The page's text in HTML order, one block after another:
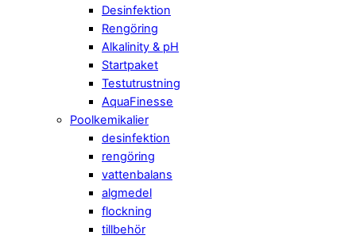
Desinfektion
Rengöring
Alkalinity & pH
Startpaket
Testutrustning
AquaFinesse
Poolkemikalier
desinfektion
rengöring
vattenbalans
algmedel
flockning
tillbehör